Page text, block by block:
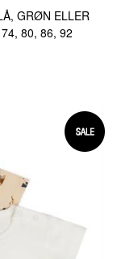
GRØN ELLER
80, 86, 92